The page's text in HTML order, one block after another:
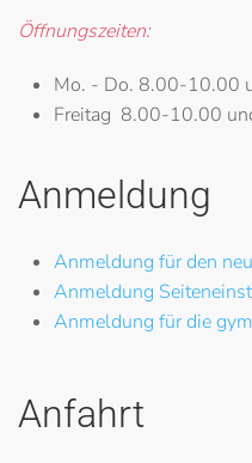
Öffnungszeiten:
Mo. - Do. 8.00-10.00
Freitag 8.00-10.00
Anmeldung
Anmeldung für den
Anmeldung
Anmeldung für die
Anfahrt